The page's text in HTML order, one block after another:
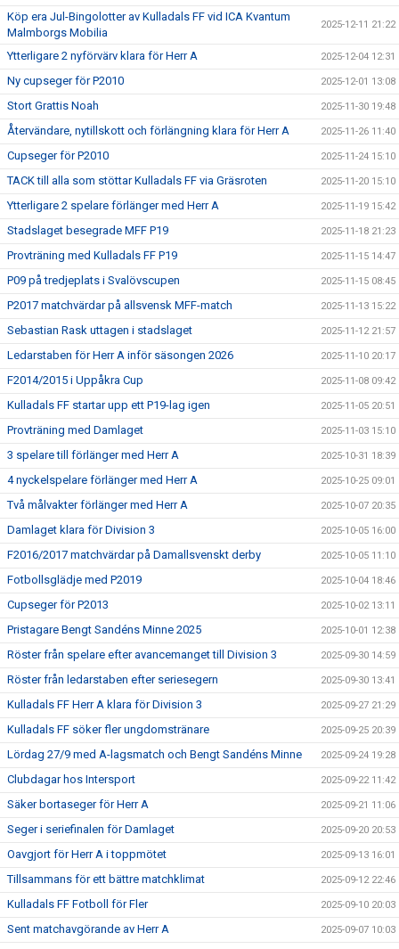
Köp era Jul-Bingolotter av Kulladals FF vid ICA Kvantum
Malmborgs Mobilia
2025-12-11 21:22
Ytterligare 2 nyförvärv klara för Herr A 2025-12-04 12:31
Ny cupseger för P2010 2025-12-01 13:08
Stort Grattis Noah 2025-11-30 19:48
Återvändare, nytillskott och förlängning klara för Herr A 2025-11-26 11:40
Cupseger för P2010 2025-11-24 15:10
TACK till alla som stöttar Kulladals FF via Gräsroten 2025-11-20 15:10
Ytterligare 2 spelare förlänger med Herr A 2025-11-19 15:42
Stadslaget besegrade MFF P19 2025-11-18 21:23
Provträning med Kulladals FF P19 2025-11-15 14:47
P09 på tredjeplats i Svalövscupen 2025-11-15 08:45
P2017 matchvärdar på allsvensk MFF-match 2025-11-13 15:22
Sebastian Rask uttagen i stadslaget 2025-11-12 21:57
Ledarstaben för Herr A inför säsongen 2026 2025-11-10 20:17
F2014/2015 i Uppåkra Cup 2025-11-08 09:42
Kulladals FF startar upp ett P19-lag igen 2025-11-05 20:51
Provträning med Damlaget 2025-11-03 15:10
3 spelare till förlänger med Herr A 2025-10-31 18:39
4 nyckelspelare förlänger med Herr A 2025-10-25 09:01
Två målvakter förlänger med Herr A 2025-10-07 20:35
Damlaget klara för Division 3 2025-10-05 16:00
F2016/2017 matchvärdar på Damallsvenskt derby 2025-10-05 11:10
Fotbollsglädje med P2019 2025-10-04 18:46
Cupseger för P2013 2025-10-02 13:11
Pristagare Bengt Sandéns Minne 2025 2025-10-01 12:38
Röster från spelare efter avancemanget till Division 3 2025-09-30 14:59
Röster från ledarstaben efter seriesegern 2025-09-30 13:41
Kulladals FF Herr A klara för Division 3 2025-09-27 21:29
Kulladals FF söker fler ungdomstränare 2025-09-25 20:39
Lördag 27/9 med A-lagsmatch och Bengt Sandéns Minne 2025-09-24 19:28
Clubdagar hos Intersport 2025-09-22 11:42
Säker bortaseger för Herr A 2025-09-21 11:06
Seger i seriefinalen för Damlaget 2025-09-20 20:53
Oavgjort för Herr A i toppmötet 2025-09-13 16:01
Tillsammans för ett bättre matchklimat 2025-09-12 22:46
Kulladals FF Fotboll för Fler 2025-09-10 20:03
Sent matchavgörande av Herr A 2025-09-07 10:03